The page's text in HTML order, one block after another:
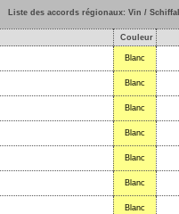
Liste des accords régionaux: Vin /
Couleur
Blanc
Blanc
Blanc
Blanc
Blanc
Blanc
Blanc